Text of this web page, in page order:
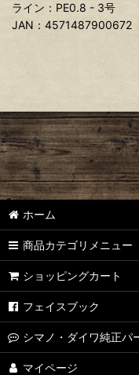
ライン：PE0.8 - 3号
JAN：4571487900672
ホーム
商品カテゴリメニュー
ショッピングカート
フェイスブック
シマノ・ダイワ純正パ
マイページ